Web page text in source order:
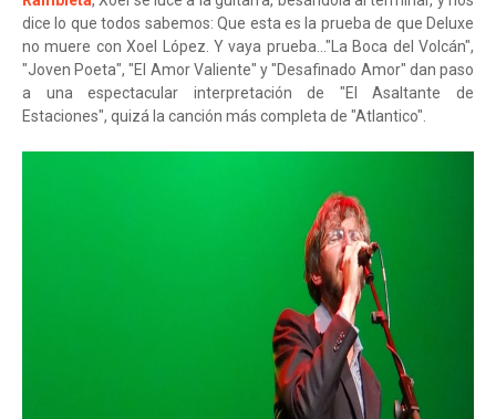
dice lo que todos sabemos: Que esta es la prueba de que Deluxe
no muere con Xoel López. Y vaya prueba..."La Boca del Volcán",
"Joven Poeta", "El Amor Valiente" y "Desafinado Amor" dan paso
a una espectacular interpretación de "El Asaltante de
Estaciones", quizá la canción más completa de "Atlantico".